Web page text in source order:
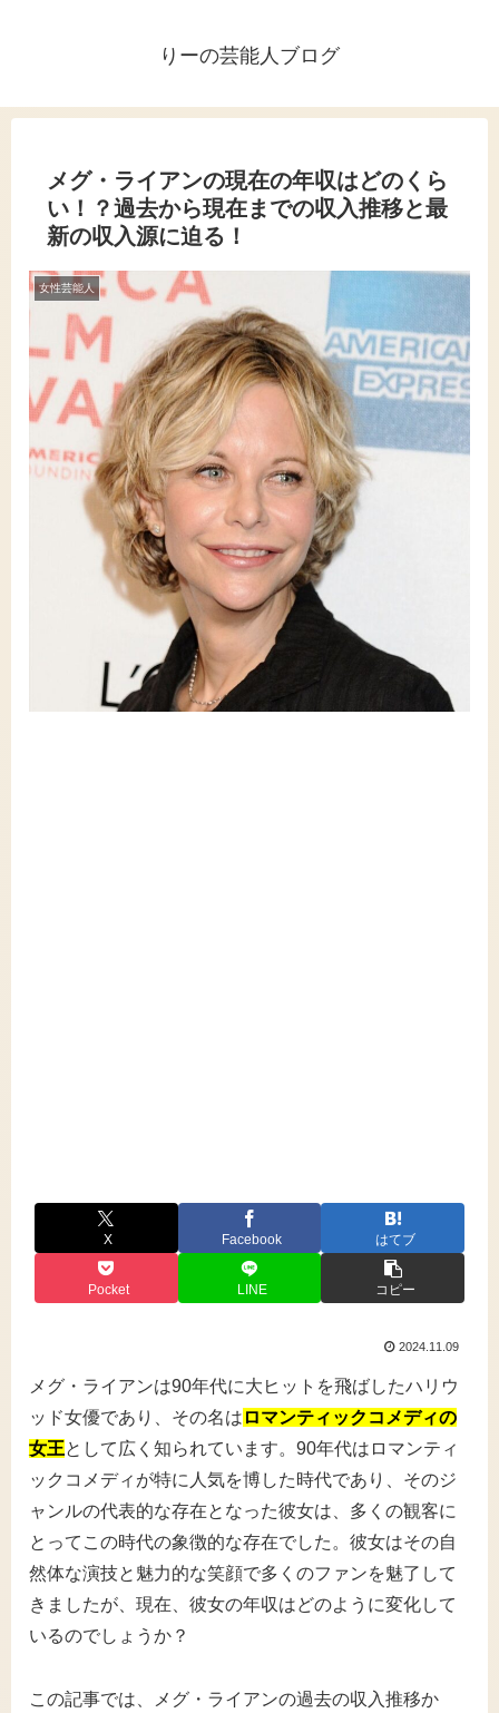
りーの芸能人ブログ
メグ・ライアンの現在の年収はどのくら
い！？過去から現在までの収入推移と最
新の収入源に迫る！
女性芸能人
X Facebook はてブ
Pocket LINE コピー
2024.11.09
メグ・ライアンは90年代に大ヒットを飛ばしたハリウ
ッド女優であり、その名は ロマンティックコメディの
女王として広く知られています。90年代はロマンティ
ックコメディが特に人気を博した時代であり、そのジ
ャンルの代表的な存在となった彼女は、多くの観客に
とってこの時代の象徴的な存在でした。彼女はその自
然体な演技と魅力的な笑顔で多くのファンを魅了して
きましたが、現在、彼女の年収はどのように変化して
いるのでしょうか？
この記事では、メグ・ライアンの過去の収入推移か